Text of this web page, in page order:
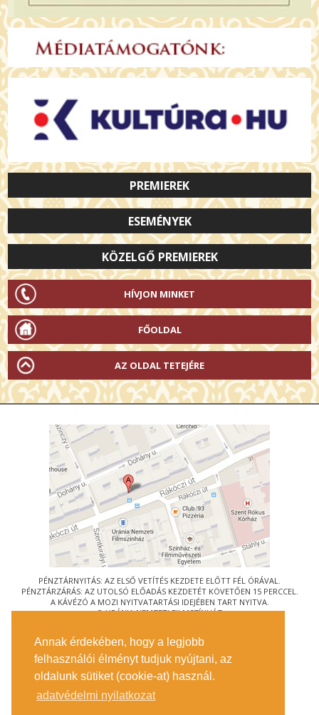
Annak érdekében, hogy a legjobb
felhasználói élményt tudjuk nyújtani, az
oldalunk sütiket (cookie-at) használ.
adatvédelmi nyilatkozat
PREMIEREK
ESEMÉNYEK
KÖZELGŐ PREMIEREK
HÍVJON MINKET
FŐOLDAL
AZ OLDAL TETEJÉRE
PÉNZTÁRNYITÁS: AZ ELSŐ VETÍTÉS KEZDETE ELŐTT FÉL ÓRÁVAL.
PÉNZTÁRZÁRÁS: AZ UTOLSÓ ELŐADÁS KEZDETÉT KÖVETŐEN 15 PERCCEL.
A KÁVÉZÓ A MOZI NYITVATARTÁSI IDEJÉBEN TART NYITVA.
© URÁNIA NEMZETI FILMSZÍNHÁZ
1088 BUDAPEST, RÁKÓCZI ÚT 21.
MEGKÖZELÍTÉS
JEGYINFORMÁCIÓ
ÍRJON NEKÜNK!
KÖZÉRDEKŰ ADATOK